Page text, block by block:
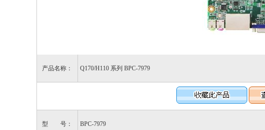
产品名称： Q170/H110 系列 BPC-7979
型 号： BPC-7979